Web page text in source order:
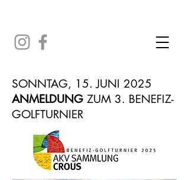
SONNTAG, 15. JUNI 2025
ANMELDUNG ZUM 3. BENEFIZ-
GOLFTURNIER